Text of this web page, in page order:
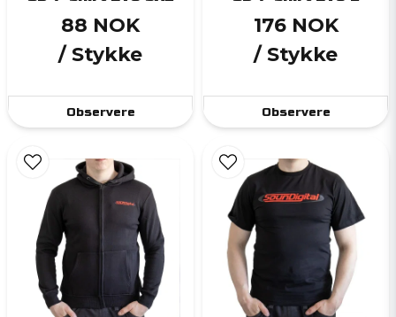
88 NOK
/ Stykke
Observere
176 NOK
/ Stykke
Observere